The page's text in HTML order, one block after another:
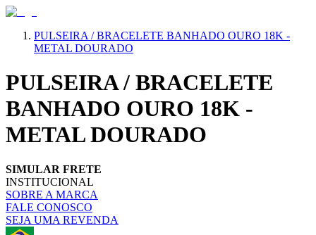
PULSEIRA / BRACELETE BANHADO OURO 18K -
METAL DOURADO
PULSEIRA / BRACELETE
BANHADO OURO 18K -
METAL DOURADO
SIMULAR FRETE
INSTITUCIONAL
SOBRE A MARCA
FALE CONOSCO
SEJA UMA REVENDA